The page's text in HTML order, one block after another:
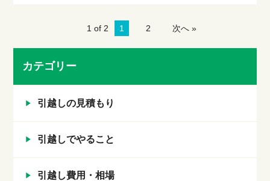
1 of 2 1 2 次へ »
カテゴリー
引越しの見積もり
引越しでやること
引越し費用・相場